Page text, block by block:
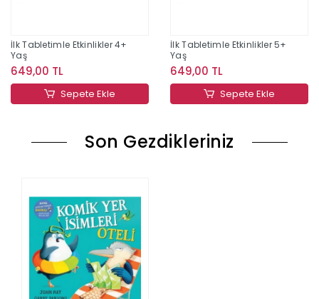
İlk Tabletimle Etkinlikler 4+
Yaş
649,00 TL
Sepete Ekle
İlk Tabletimle Etkinlikler 5+
Yaş
649,00 TL
Sepete Ekle
Son Gezdikleriniz